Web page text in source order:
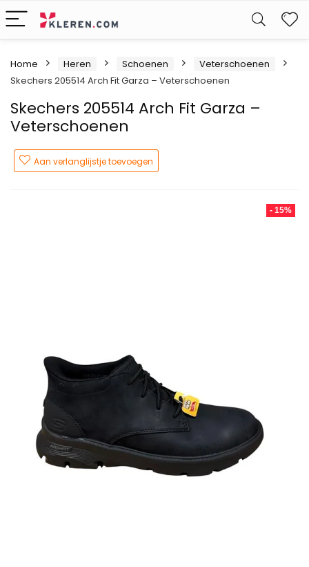
Home Heren Schoenen
Veterschoenen
Skechers 205514 Arch Fit Garza – Veterschoenen
Skechers 205514 Arch Fit Garza –
Veterschoenen
Aan verlanglijstje toevoegen
- 15%